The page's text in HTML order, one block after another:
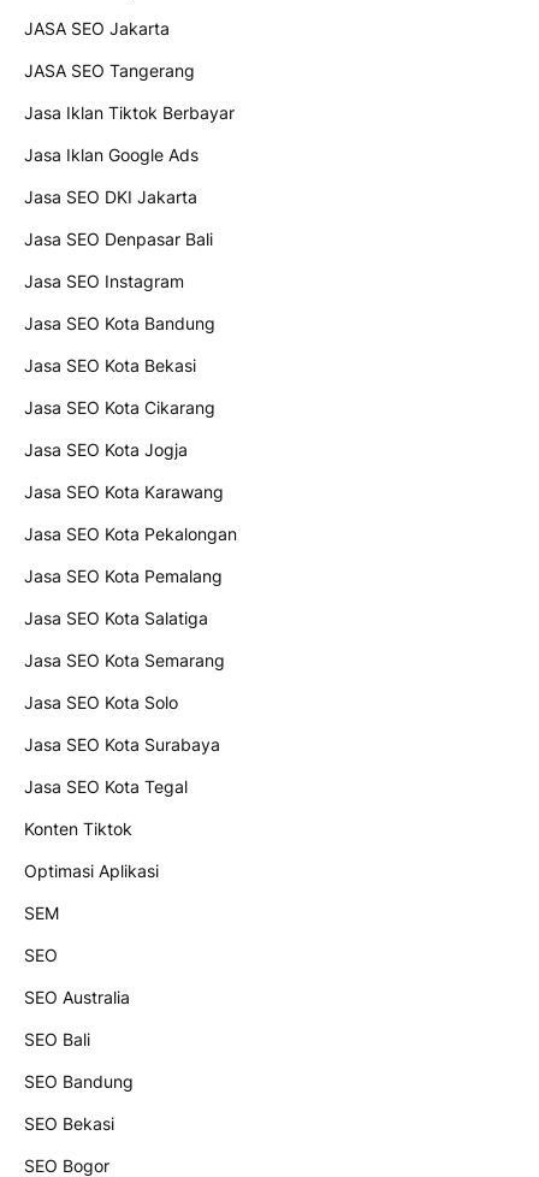
JASA SEO Jakarta
JASA SEO Tangerang
Jasa Iklan Tiktok Berbayar
Jasa Iklan Google Ads
Jasa SEO DKI Jakarta
Jasa SEO Denpasar Bali
Jasa SEO Instagram
Jasa SEO Kota Bandung
Jasa SEO Kota Bekasi
Jasa SEO Kota Cikarang
Jasa SEO Kota Jogja
Jasa SEO Kota Karawang
Jasa SEO Kota Pekalongan
Jasa SEO Kota Pemalang
Jasa SEO Kota Salatiga
Jasa SEO Kota Semarang
Jasa SEO Kota Solo
Jasa SEO Kota Surabaya
Jasa SEO Kota Tegal
Konten Tiktok
Optimasi Aplikasi
SEM
SEO
SEO Australia
SEO Bali
SEO Bandung
SEO Bekasi
SEO Bogor